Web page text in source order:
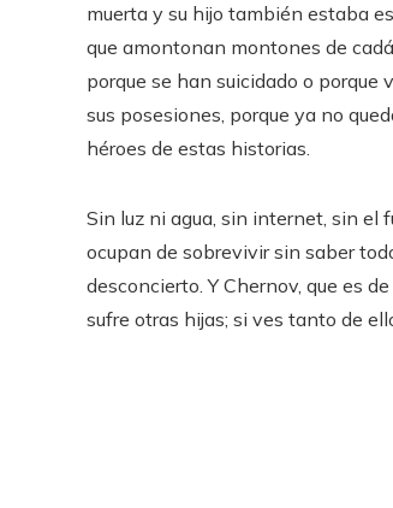
muerta y su hijo también estaba
que amontonan montones de
porque se han suicidado o porque
sus posesiones, porque ya no
héroes de estas historias.
Sin luz ni agua, sin internet, sin el
ocupan de sobrevivir sin saber
desconcierto. Y Chernov, que es
sufre otras hijas; si ves tanto de